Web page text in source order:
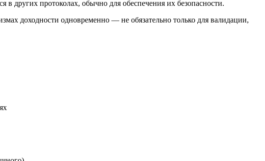
других протоколах, обычно для обеспечения их безопасности.
доходности одновременно — не обязательно только для валидации,